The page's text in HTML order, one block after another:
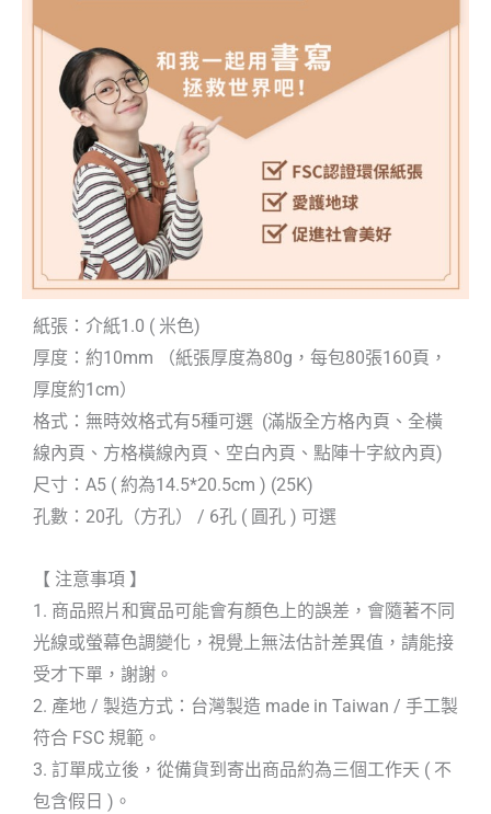
紙張：介紙1.0 ( 米色)
厚度：約10mm （紙張厚度為80g，每包80張160頁，
厚度約1cm）
格式：無時效格式有5種可選 (滿版全方格內頁、全橫
線內頁、方格橫線內頁、空白內頁、點陣十字紋內頁)
尺寸：A5 ( 約為14.5*20.5cm ) (25K)
孔數：20孔（方孔） / 6孔 ( 圓孔 ) 可選
【 注意事項 】
1. 商品照片和實品可能會有顏色上的誤差，會隨著不同
光線或螢幕色調變化，視覺上無法估計差異值，請能接
受才下單，謝謝。
2. 產地 / 製造方式：台灣製造 made in Taiwan / 手工製
符合 FSC 規範。
3. 訂單成立後，從備貨到寄出商品約為三個工作天 ( 不
包含假日 )。